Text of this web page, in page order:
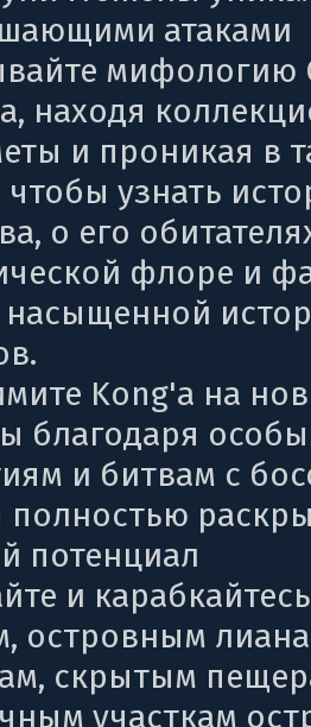
атаками
мифологию
находя
и проникая в
чтобы узнать
о его
флоре и
насыщенной
Kong'а на
благодаря
и битвам с
полностью
потенциал
и
островным
скрытым
участкам